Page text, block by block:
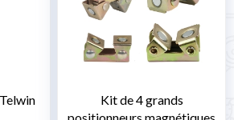
Kit de 4 grands